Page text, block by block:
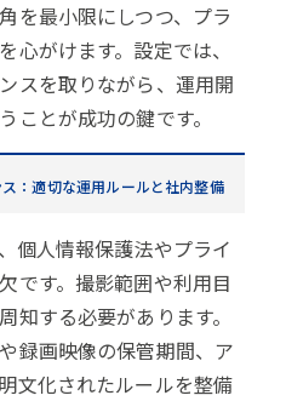
を最小限にしつつ、プラ
心がけます。設定では、
スを取りながら、運用開
ことが成功の鍵です。
：適切な運用ルールと社内整備
個人情報保護法やプライ
です。撮影範囲や利用目
知する必要があります。
録画映像の保管期間、ア
文化されたルールを整備